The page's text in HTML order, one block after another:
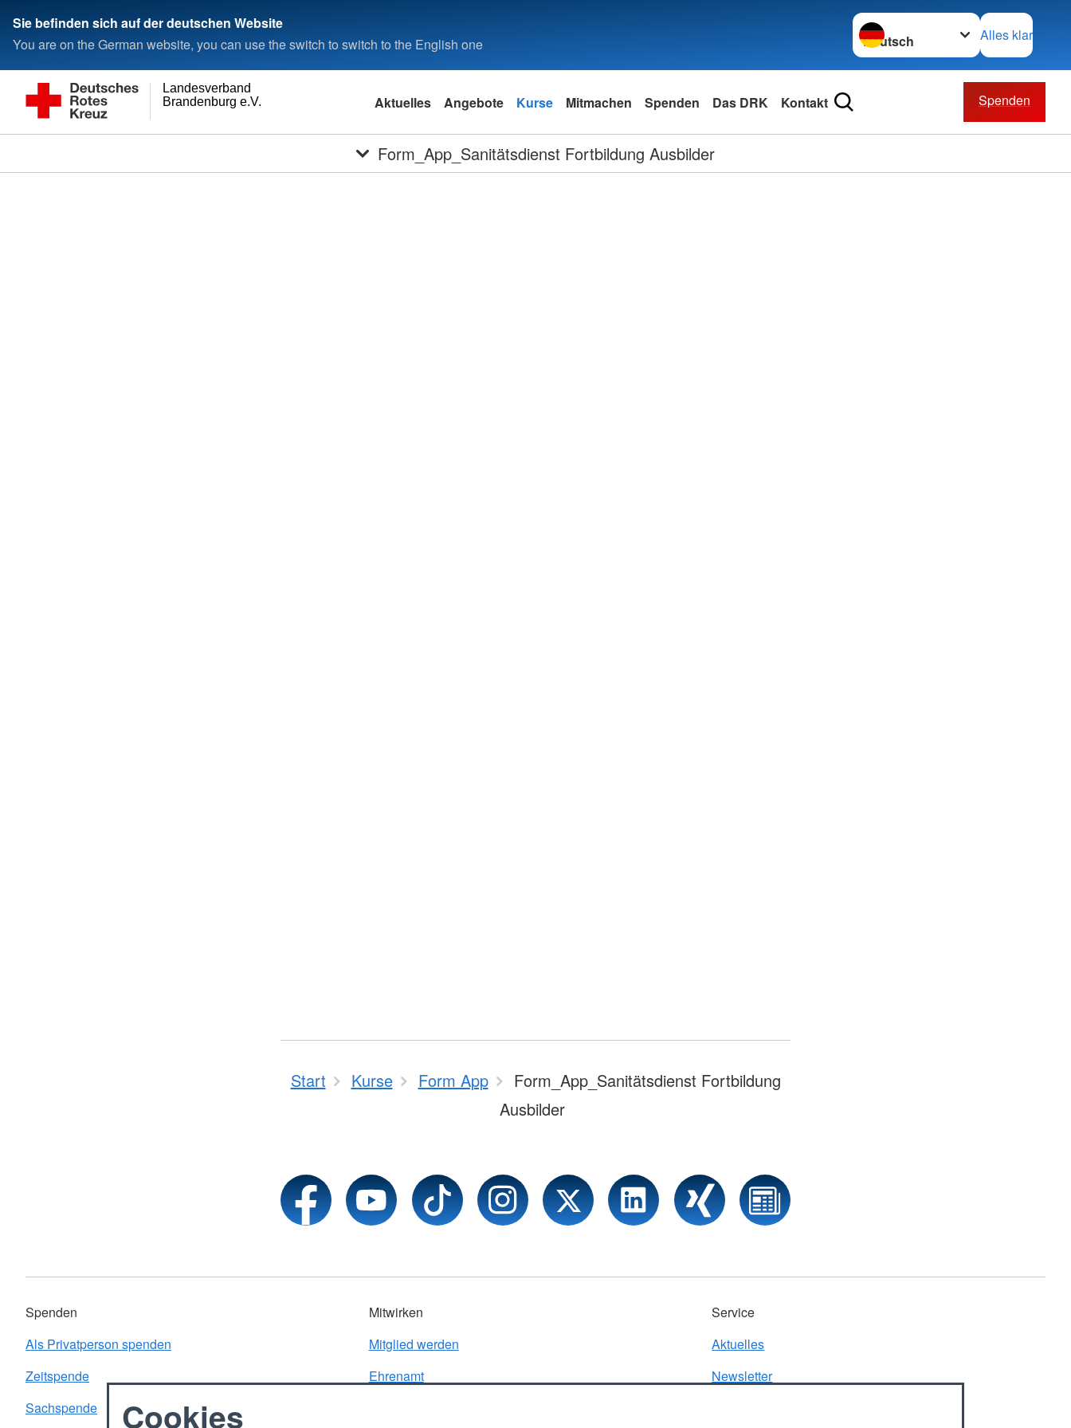
Sie befinden sich auf der deutschen Website
You are on the German website, you can use the switch to switch to the English one
Sprache wechseln zu
Alles klar
Brandenburg e.V.
Landesverband
Aktuelles Angebote Kurse Mitmachen Spenden Das DRK Kontakt Spenden
Form_App_Sanitätsdienst Fortbildung Ausbilder
Start Kurse Form App
Form_App_Sanitätsdienst Fortbildung
Ausbilder
Spenden
Als Privatperson spenden
Zeitspende
Sachspende
Mitwirken
Mitglied werden
Ehrenamt
Service
Aktuelles
Newsletter
Cookies